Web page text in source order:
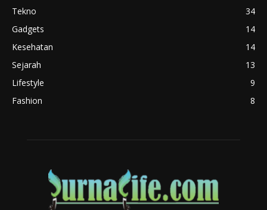
Tekno
34
Gadgets
14
Kesehatan
14
Sejarah
13
Lifestyle
9
Fashion
8